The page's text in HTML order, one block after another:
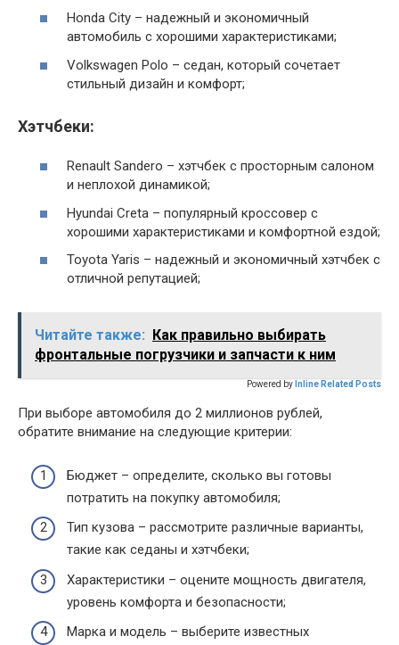
Honda City – надежный и экономичный
автомобиль с хорошими характеристиками;
Volkswagen Polo – седан, который сочетает
стильный дизайн и комфорт;
Хэтчбеки:
Renault Sandero – хэтчбек с просторным салоном
и неплохой динамикой;
Hyundai Creta – популярный кроссовер с
хорошими характеристиками и комфортной ездой;
Toyota Yaris – надежный и экономичный хэтчбек с
отличной репутацией;
Читайте также: Как правильно выбирать
фронтальные погрузчики и запчасти к ним
Powered by Inline Related Posts
При выборе автомобиля до 2 миллионов рублей,
обратите внимание на следующие критерии:
Бюджет – определите, сколько вы готовы
потратить на покупку автомобиля;
Тип кузова – рассмотрите различные варианты,
такие как седаны и хэтчбеки;
Характеристики – оцените мощность двигателя,
уровень комфорта и безопасности;
Марка и модель – выберите известных